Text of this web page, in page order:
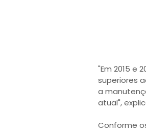
"Em 2015 e
superiores
a
atual",
Conforme